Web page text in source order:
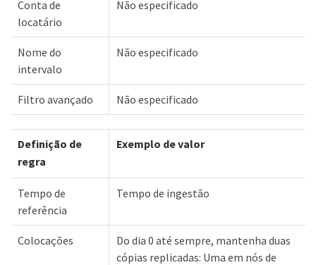
Conta de
locatário
Não especificado
Nome do
intervalo
Não especificado
Filtro avançado Não especificado
Definição de
regra
Exemplo de valor
Tempo de
referência
Tempo de ingestão
Colocações
Do dia 0 até sempre, mantenha duas
cópias replicadas: Uma em nós de